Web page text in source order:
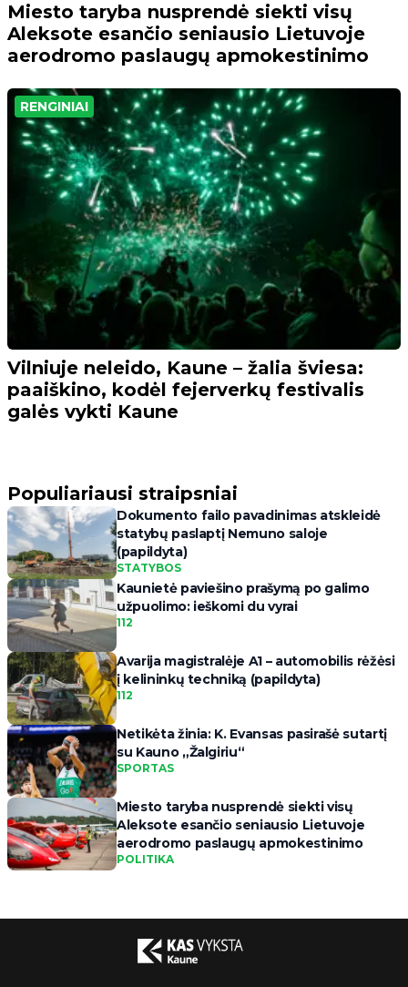
Miesto taryba nusprendė siekti visų
Aleksote esančio seniausio Lietuvoje
aerodromo paslaugų apmokestinimo
RENGINIAI
Vilniuje neleido, Kaune – žalia šviesa:
paaiškino, kodėl fejerverkų festivalis
galės vykti Kaune
Populiariausi straipsniai
Dokumento failo pavadinimas atskleidė
statybų paslaptį Nemuno saloje
(papildyta)
STATYBOS
Kaunietė paviešino prašymą po galimo
užpuolimo: ieškomi du vyrai
112
Avarija magistralėje A1 – automobilis rėžėsi
į kelininkų techniką (papildyta)
112
Netikėta žinia: K. Evansas pasirašė sutartį
su Kauno „Žalgiriu“
SPORTAS
Miesto taryba nusprendė siekti visų
Aleksote esančio seniausio Lietuvoje
aerodromo paslaugų apmokestinimo
POLITIKA